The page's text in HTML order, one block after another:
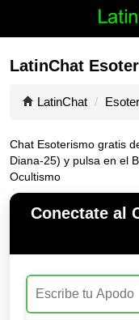
LatinChat
LatinChat
Chat Esoterismo gratis
Diana-25) y pulsa en el
Ocultismo
Conectate al